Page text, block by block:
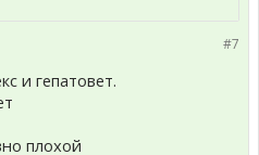
#7
и гепатовет.
плохой